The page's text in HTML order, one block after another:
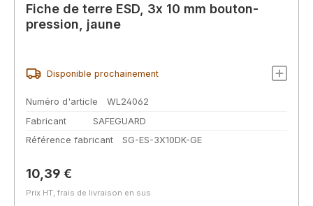
Fiche de terre ESD, 3x 10 mm bouton-
pression, jaune
Disponible prochainement
Numéro d'article
WL24062
Fabricant
SAFEGUARD
Référence fabricant
SG-ES-3X10DK-GE
Prix régulier :
10,39 €
Prix HT, frais de livraison en sus